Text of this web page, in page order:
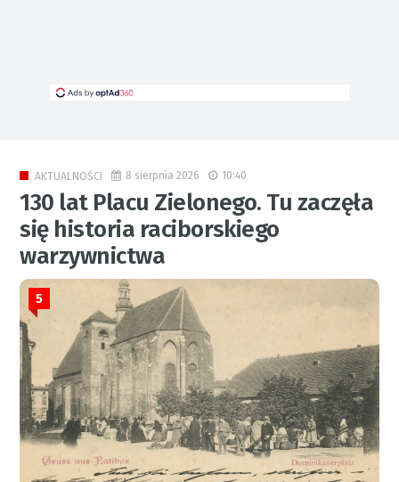
AKTUALNOŚCI 8 sierpnia 2026 10:40
130 lat Placu Zielonego. Tu zaczęła
się historia raciborskiego
warzywnictwa
5